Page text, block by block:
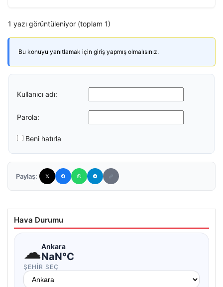
1 yazı görüntüleniyor (toplam 1)
Bu konuyu yanıtlamak için giriş yapmış olmalısınız.
Kullanıcı adı:
Parola:
Beni hatırla
Paylaş:
Hava Durumu
☁Ankara
NaN°C
ŞEHIR SEÇ